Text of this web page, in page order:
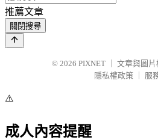
推薦文章
關閉搜尋
© 2026 PIXNET
文章與圖
隱私權政策
服
⚠️
成人內容提醒